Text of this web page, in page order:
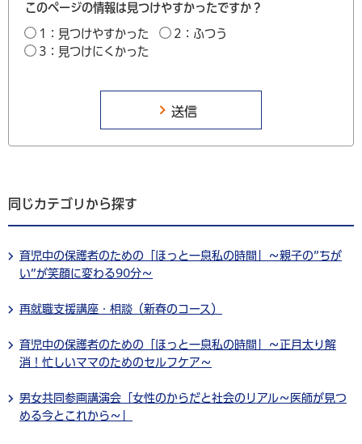
このページの情報は見つけやすかったですか？
1：見つけやすかった
2：ふつう
3：見つけにくかった
同じカテゴリから探す
育児中の保護者のための「ほっと一息私の時間」～親子の”ちが
い”が笑顔に変わる90分～
再就職支援講座・相談（新春のコース）
育児中の保護者のための「ほっと一息私の時間」～正月太り解
消！忙しいママのためのセルフケア～
男女共同参画講演会「女性のからだと社会のリアル～医師が見つ
める今とこれから～」